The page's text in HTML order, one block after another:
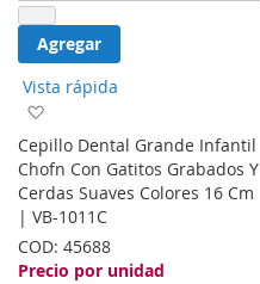
Agregar
Vista rápida
a
la
lista
de
deseos
Cepillo Dental Grande Infantil
Chofn Con Gatitos Grabados Y
Cerdas Suaves Colores 16 Cm
| VB-1011C
COD: 45688
Precio por unidad